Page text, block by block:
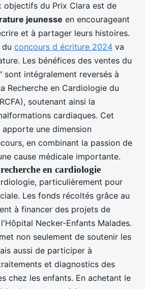
objectifs du Prix Clara est de
jeunesse en encourageant
et à partager leurs histoires.
concours d écriture 2024 va
Les bénéfices des ventes du
sont intégralement reversés à
Recherche en Cardiologie du
soutenant ainsi la
cardiaques. Cet
une dimension
en combinant la passion de
cause médicale importante.
en cardiologie
particulièrement pour
Les fonds récoltés grâce au
à financer des projets de
Necker-Enfants Malades.
non seulement de soutenir les
aussi de participer à
et diagnostics des
chez les enfants. En achetant le